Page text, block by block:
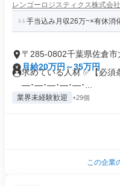
レンゴーロジスティクス株式会社
手当込み月収26万~×有休消
〒285-0802千葉県佐倉市
月給20万円～35万円
求めている人材 ✅【
―･―･―･―･―･...
業界未経験歓迎 +29個
この企業